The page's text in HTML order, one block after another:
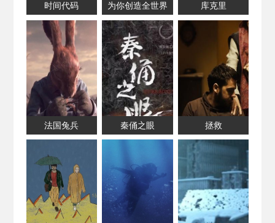
时间代码 为你创造全世界 库克里
法国兔兵 秦俑之眼 拯救